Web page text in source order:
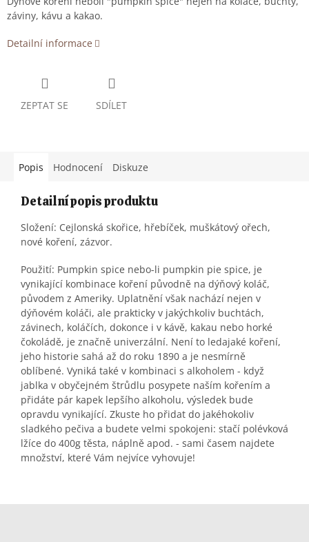
záviny, kávu a kakao.
Detailní informace
ZEPTAT SE SDÍLET
Popis Hodnocení Diskuze
Detailní popis produktu
Složení: Cejlonská skořice, hřebíček, muškátový ořech,
nové koření, zázvor.
Použití: Pumpkin spice nebo-li pumpkin pie spice, je
vynikající kombinace koření původně na dýňový koláč,
původem z Ameriky. Uplatnění však nachází nejen v
dýňovém koláči, ale prakticky v jakýchkoliv buchtách,
závinech, koláčích, dokonce i v kávě, kakau nebo horké
čokoládě, je značně univerzální. Není to ledajaké koření,
jeho historie sahá až do roku 1890 a je nesmírně
oblíbené. Vyniká také v kombinaci s alkoholem - když
jablka v obyčejném štrůdlu posypete naším kořením a
přidáte pár kapek lepšího alkoholu, výsledek bude
opravdu vynikající. Zkuste ho přidat do jakéhokoliv
sladkého pečiva a budete velmi spokojeni: stačí polévková
lžíce do 400g těsta, náplně apod. - sami časem najdete
množství, které Vám nejvíce vyhovuje!